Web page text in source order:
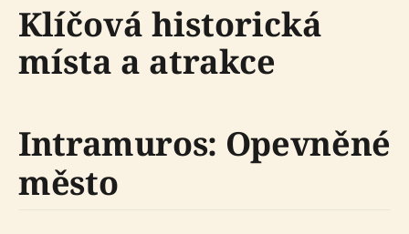
Klíčová historická
místa a atrakce
Intramuros: Opevněné
město